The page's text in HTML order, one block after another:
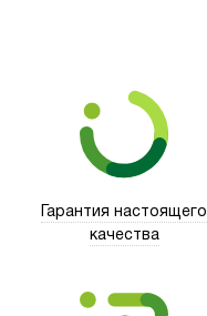
Гарантия настоящего
качества